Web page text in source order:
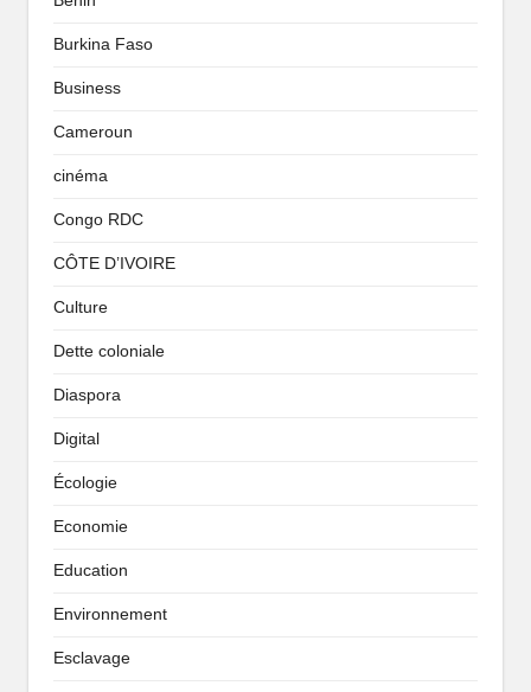
Burkina Faso
Business
Cameroun
cinéma
Congo RDC
CÔTE D’IVOIRE
Culture
Dette coloniale
Diaspora
Digital
Écologie
Economie
Education
Environnement
Esclavage